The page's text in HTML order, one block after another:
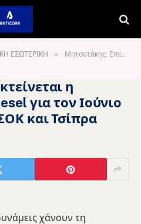
ΕΣΩΤΕΡΙΚΗ » Μητσοτάκης: Επεκτείνεται η επιδότηση του Diesel για τον Ιούνιο – Αιχμές κατά ΠΑΣΟΚ και Τσίπρα
η
για τον Ιούνιο
και Τσίπρα
χάνουν τη